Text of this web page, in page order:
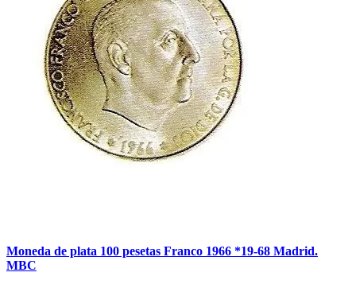
Moneda de plata 100 pesetas Franco 1966 *19-68 Madrid.
MBC